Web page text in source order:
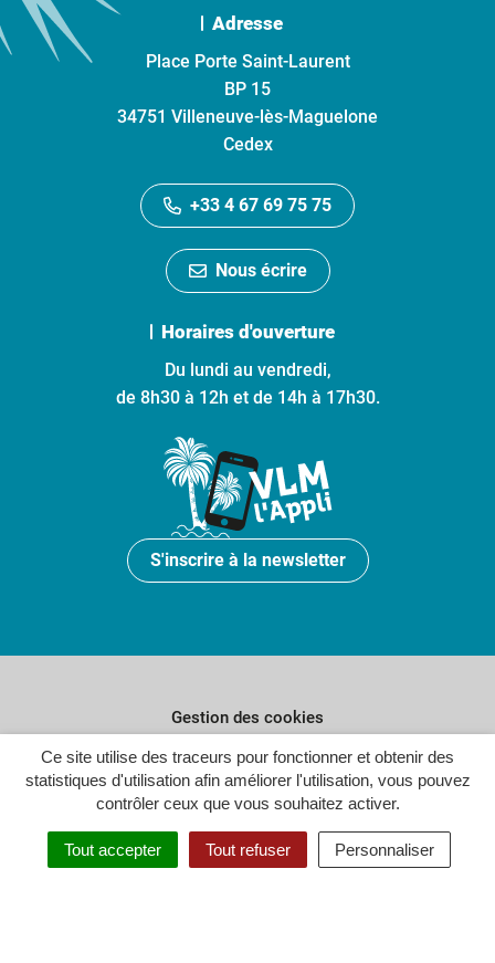
Ce site utilise des traceurs pour fonctionner et obtenir des
statistiques d'utilisation afin améliorer l'utilisation, vous pouvez
contrôler ceux que vous souhaitez activer.
Tout accepter Tout refuser Personnaliser
Adresse
Place Porte Saint-Laurent
BP 15
34751 Villeneuve-lès-Maguelone
Cedex
+33 4 67 69 75 75
Nous écrire
Horaires d'ouverture
Du lundi au vendredi,
de 8h30 à 12h et de 14h à 17h30.
S'inscrire à la newsletter
Gestion des cookies
Plan du site
Politique de confidentialité
Crédits